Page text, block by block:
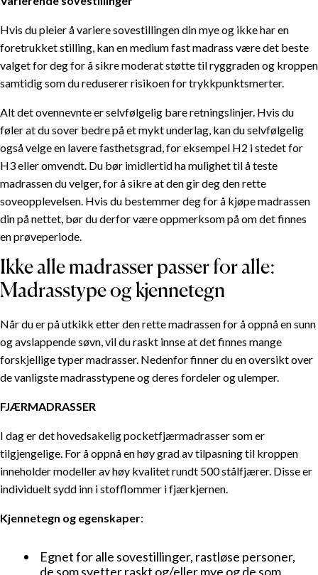
Hvis du pleier å variere sovestillingen din mye og ikke har en
foretrukket stilling, kan en medium fast madrass være det beste
valget for deg for å sikre moderat støtte til ryggraden og kroppen
samtidig som du reduserer risikoen for trykkpunktsmerter.
Alt det ovennevnte er selvfølgelig bare retningslinjer. Hvis du
føler at du sover bedre på et mykt underlag, kan du selvfølgelig
også velge en lavere fasthetsgrad, for eksempel H2 i stedet for
H3 eller omvendt. Du bør imidlertid ha mulighet til å teste
madrassen du velger, for å sikre at den gir deg den rette
soveopplevelsen. Hvis du bestemmer deg for å kjøpe madrassen
din på nettet, bør du derfor være oppmerksom på om det finnes
en prøveperiode.
Ikke alle madrasser passer for alle:
Madrasstype og kjennetegn
Når du er på utkikk etter den rette madrassen for å oppnå en sunn
og avslappende søvn, vil du raskt innse at det finnes mange
forskjellige typer madrasser. Nedenfor finner du en oversikt over
de vanligste madrasstypene og deres fordeler og ulemper.
FJÆRMADRASSER
I dag er det hovedsakelig pocketfjærmadrasser som er
tilgjengelige. For å oppnå en høy grad av tilpasning til kroppen
inneholder modeller av høy kvalitet rundt 500 stålfjærer. Disse er
individuelt sydd inn i stofflommer i fjærkjernen.
Kjennetegn og egenskaper:
Egnet for alle sovestillinger, rastløse personer,
de som svetter raskt og/eller mye og de som